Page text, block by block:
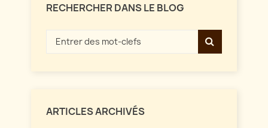
RECHERCHER DANS LE BLOG
ARTICLES ARCHIVÉS